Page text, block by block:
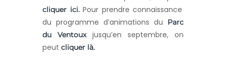
cliquer ici.Pour prendre connaissance
du programme d’animations du
Parc
du Ventouxjusqu’en septembre, on
peut cliquer là.